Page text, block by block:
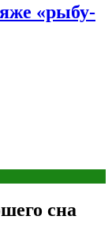
«рыбу-
сна